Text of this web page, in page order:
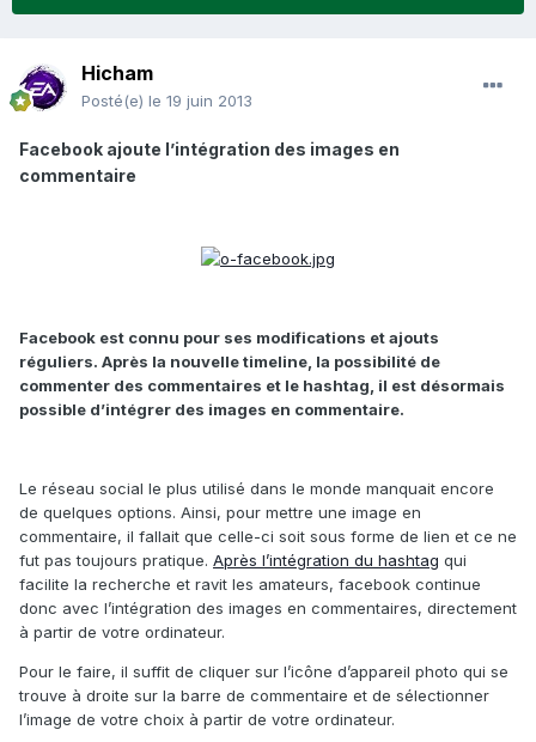
Hicham
Posté(e) le 19 juin 2013
Facebook ajoute l’intégration des images en
commentaire
Facebook est connu pour ses modifications et ajouts
réguliers. Après la nouvelle timeline, la possibilité de
commenter des commentaires et le hashtag, il est désormais
possible d’intégrer des images en commentaire.
Le réseau social le plus utilisé dans le monde manquait encore
de quelques options. Ainsi, pour mettre une image en
commentaire, il fallait que celle-ci soit sous forme de lien et ce ne
fut pas toujours pratique. Après l’intégration du hashtag qui
facilite la recherche et ravit les amateurs, facebook continue
donc avec l’intégration des images en commentaires, directement
à partir de votre ordinateur.
Pour le faire, il suffit de cliquer sur l’icône d’appareil photo qui se
trouve à droite sur la barre de commentaire et de sélectionner
l’image de votre choix à partir de votre ordinateur.